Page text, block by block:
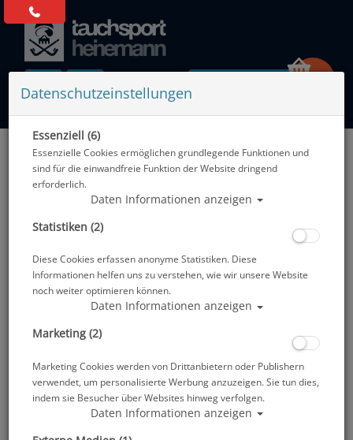
Alle Artikel zeigen aus: Abverkauf
Datenschutzeinstellungen
Essenziell (6)
Essenzielle Cookies ermöglichen grundlegende Funktionen und
sind für die einwandfreie Funktion der Website dringend
erforderlich.
Daten Informationen anzeigen
Statistiken (2)
Diese Cookies erfassen anonyme Statistiken. Diese
Informationen helfen uns zu verstehen, wie wir unsere Website
noch weiter optimieren können.
Daten Informationen anzeigen
Marketing (2)
Marketing Cookies werden von Drittanbietern oder Publishern
verwendet, um personalisierte Werbung anzuzeigen. Sie tun dies,
indem sie Besucher über Websites hinweg verfolgen.
Daten Informationen anzeigen